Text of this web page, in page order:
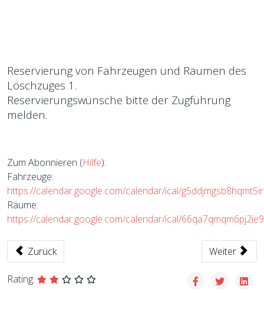
Reservierung von Fahrzeugen und Räumen des
Löschzuges 1.
Reservierungswünsche bitte der Zugführung
melden.
Zum Abonnieren (Hilfe):
Fahrzeuge:
https://calendar.google.com/calendar/ical/
Räume:
https://calendar.google.com/calendar/ical/
Vorheriger Beitrag: ABC Zug Nord
Zurück Nächster
Weiter
Rating: